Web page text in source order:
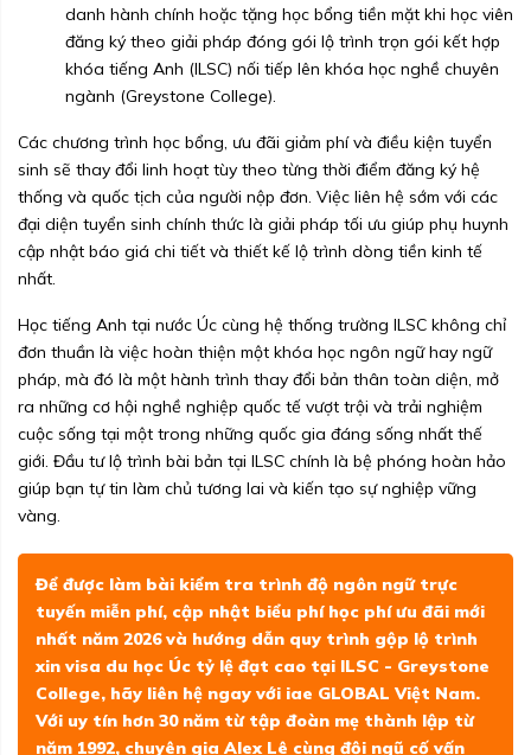
danh hành chính hoặc tặng học bổng tiền mặt khi học viên
đăng ký theo giải pháp đóng gói lộ trình trọn gói kết hợp
khóa tiếng Anh (ILSC) nối tiếp lên khóa học nghề chuyên
ngành (Greystone College).
Các chương trình học bổng, ưu đãi giảm phí và điều kiện tuyển
sinh sẽ thay đổi linh hoạt tùy theo từng thời điểm đăng ký hệ
thống và quốc tịch của người nộp đơn. Việc liên hệ sớm với các
đại diện tuyển sinh chính thức là giải pháp tối ưu giúp phụ huynh
cập nhật báo giá chi tiết và thiết kế lộ trình dòng tiền kinh tế
nhất.
Học tiếng Anh tại nước Úc cùng hệ thống trường ILSC không chỉ
đơn thuần là việc hoàn thiện một khóa học ngôn ngữ hay ngữ
pháp, mà đó là một hành trình thay đổi bản thân toàn diện, mở
ra những cơ hội nghề nghiệp quốc tế vượt trội và trải nghiệm
cuộc sống tại một trong những quốc gia đáng sống nhất thế
giới. Đầu tư lộ trình bài bản tại ILSC chính là bệ phóng hoàn hảo
giúp bạn tự tin làm chủ tương lai và kiến tạo sự nghiệp vững
vàng.
Để được làm bài kiểm tra trình độ ngôn ngữ trực
tuyến miễn phí, cập nhật biểu phí học phí ưu đãi mới
nhất năm 2026 và hướng dẫn quy trình gộp lộ trình
xin visa du học Úc tỷ lệ đạt cao tại ILSC - Greystone
College, hãy liên hệ ngay với iae GLOBAL Việt Nam.
Với uy tín hơn 30 năm từ tập đoàn mẹ thành lập từ
năm 1992, chuyên gia Alex Lê cùng đội ngũ cố vấn